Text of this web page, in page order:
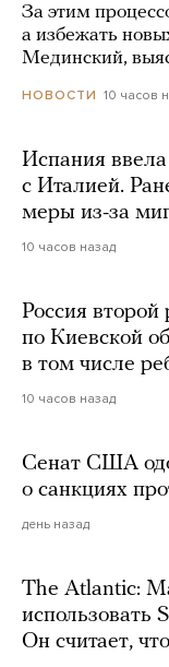
За этим
а избежать
Мединский,
НОВОСТИ 10 часов
Испания
с Италией.
меры из-за
10 часов назад
Россия
по Киевской
в том числе
10 часов назад
Сенат США
о санкциях
день назад
The Atlantic:
использовать
Он считает,